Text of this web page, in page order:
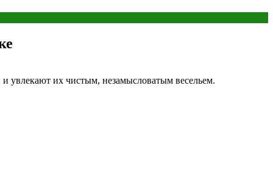
увлекают их чистым, незамысловатым весельем.